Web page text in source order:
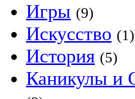
Игры (9)
Искусство (1)
История (5)
Каникулы и